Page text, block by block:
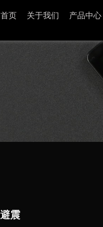
首页 关于我们 产品中心
震